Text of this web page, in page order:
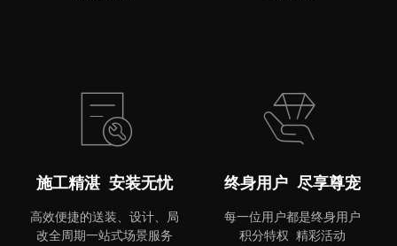
施工精湛 安装无忧
高效便捷的送装、设计、局
改全周期一站式场景服务
终身用户 尽享尊宠
每一位用户都是终身用户
积分特权 精彩活动